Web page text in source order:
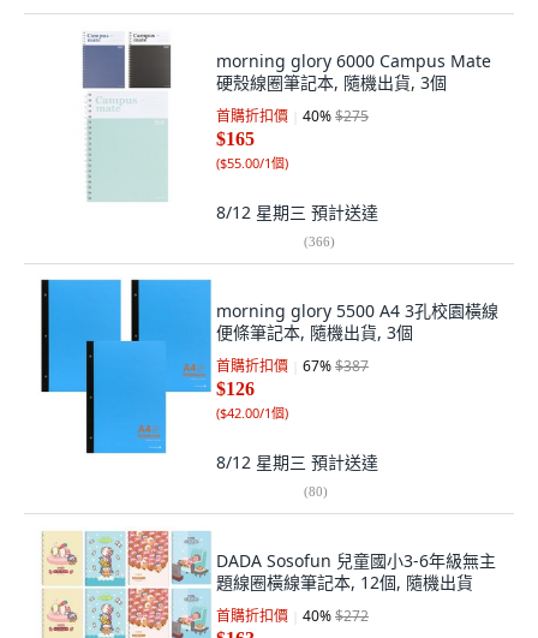
morning glory 6000 Campus Mate
硬殼線圈筆記本, 隨機出貨, 3個
首購折扣價 40%$275
$165
($55.00/1個)
8/12 星期三 預計送達
(366)
morning glory 5500 A4 3孔校園橫線
便條筆記本, 隨機出貨, 3個
首購折扣價 67%$387
$126
($42.00/1個)
8/12 星期三 預計送達
(80)
DADA Sosofun 兒童國小3-6年級無主
題線圈橫線筆記本, 12個, 隨機出貨
首購折扣價 40%$272